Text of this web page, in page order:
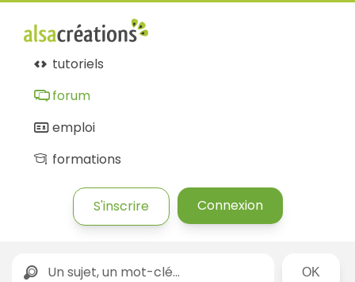
tutoriels
forum
emploi
formations
S'inscrire Connexion
Rechercher